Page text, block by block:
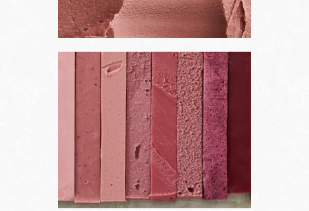
À propos
Contact